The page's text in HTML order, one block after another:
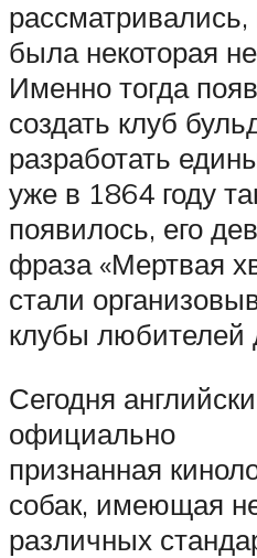
рассматривались,
была некоторая
Именно тогда
создать клуб
разработать
уже в 1864 году
появилось, его
фраза «Мертвая
стали
клубы любителей
Сегодня
официально
признанная
собак, имеющая
различных